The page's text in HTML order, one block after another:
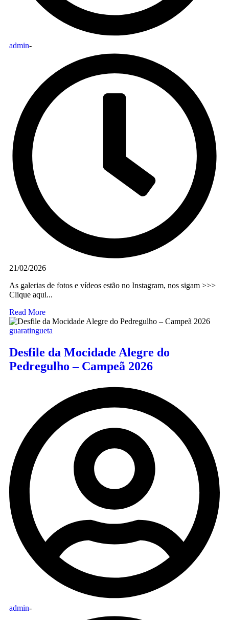
admin-
21/02/2026
As galerias de fotos e vídeos estão no Instagram, nos sigam >>>
Clique aqui...
Read More
guaratingueta
Desfile da Mocidade Alegre do
Pedregulho – Campeã 2026
admin-